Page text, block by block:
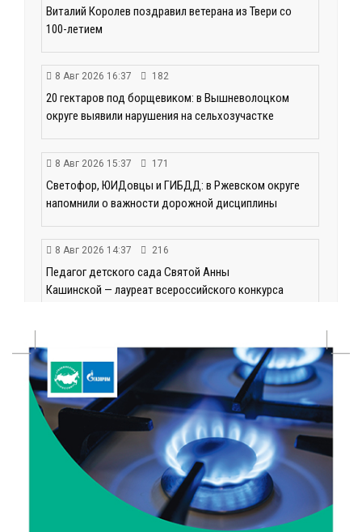
Виталий Королев поздравил ветерана из Твери со
100-летием
8 Авг 2026 16:37 182
20 гектаров под борщевиком: в Вышневолоцком
округе выявили нарушения на сельхозучастке
8 Авг 2026 15:37 171
Светофор, ЮИДовцы и ГИБДД: в Ржевском округе
напомнили о важности дорожной дисциплины
8 Авг 2026 14:37 216
Педагог детского сада Святой Анны
Кашинской — лауреат всероссийского конкурса
Тверские экологи сняли на видео медвежий обед
8 Авг 2026 14:14 173
Виталий Королев запустил веловолну на Волге в
Калязине
8 Авг 2026 13:37 388
Чем удивит X Международный фестиваль «Калитка»